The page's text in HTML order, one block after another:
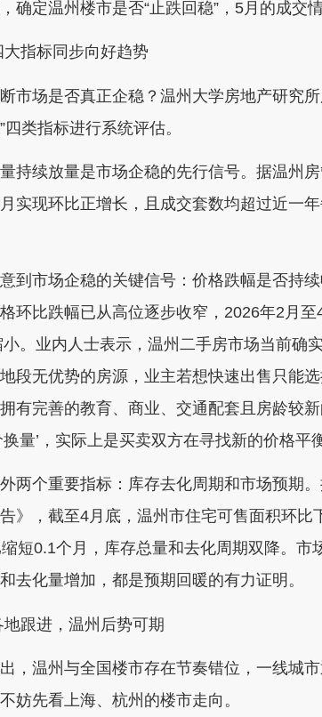
确定温州楼市是否“止跌回稳”，5月的成交
指标同步向好趋势
场是否真正企稳？温州大学房地产研究所
类指标进行系统评估。
续放量是市场企稳的先行信号。据温州房
实现环比正增长，且成交套数均超过近一
市场企稳的关键信号：价格跌幅是否持续
环比跌幅已从高位逐步收窄，2026年2月
。业内人士表示，温州二手房市场当前确
段无优势的房源，业主若想快速出售只能
有完善的教育、商业、交通配套且房龄较
量’，实际上是买卖双方在寻找新的价格平
个重要指标：库存去化周期和市场预期。
》，截至4月底，温州市住宅可售面积环比
短0.1个月，库存总量和去化周期双降。市
去化量增加，都是预期回暖的有力证明。
跟进，温州后势可期
温州与全国楼市存在节奏错位，一线城市
妨先看上海、杭州的楼市走向。